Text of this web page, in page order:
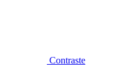
Contraste